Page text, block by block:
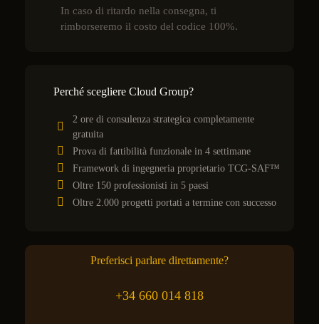
In caso di ritardo nella consegna, ti
rimborseremo il costo del codice 100%.
Perché scegliere Cloud Group?
2 ore di consulenza strategica completamente
gratuita
Prova di fattibilità funzionale in 4 settimane
Framework di ingegneria proprietario TCG-SAF™
Oltre 150 professionisti in 5 paesi
Oltre 2.000 progetti portati a termine con successo
Preferisci parlare direttamente?
+34 660 014 818